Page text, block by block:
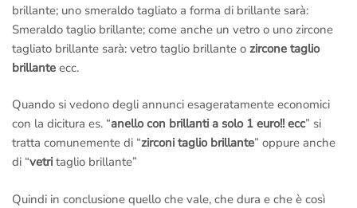
brillante; uno smeraldo tagliato a forma di brillante sarà:
Smeraldo taglio brillante; come anche un vetro o uno zircone
tagliato brillante sarà: vetro taglio brillante o zircone taglio
brillante ecc.
Quando si vedono degli annunci esageratamente economici
con la dicitura es. “anello con brillanti a solo 1 euro!! ecc” si
tratta comunemente di “zirconi taglio brillante” oppure anche
di “vetri taglio brillante”
Quindi in conclusione quello che vale, che dura e che è così